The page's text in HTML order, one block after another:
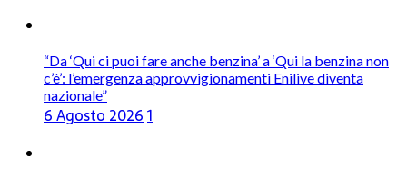
“Da ‘Qui ci puoi fare anche benzina’ a ‘Qui la benzina non
c’è’: l’emergenza approvvigionamenti Enilive diventa
nazionale”
6 Agosto 20261